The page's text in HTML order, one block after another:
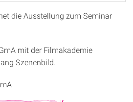
die Ausstellung zum Seminar
mit der Filmakademie
Szenenbild.